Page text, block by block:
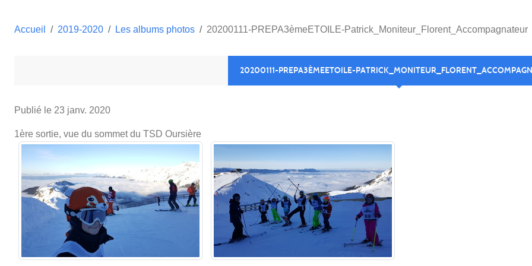
Accueil 2019-2020 Les albums photos 20200111-PREPA3èmeETOILE-Patrick_Moniteur_Florent_Accompagnateur
20200111-PREPA3ÈMEETOILE-
Publié le 23 janv. 2020
1ère sortie, vue du sommet du TSD Oursière